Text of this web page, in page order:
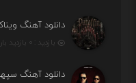
دانلود آهنگ
بازدید : ۰ بازدید بار /
دانلود آهنگ